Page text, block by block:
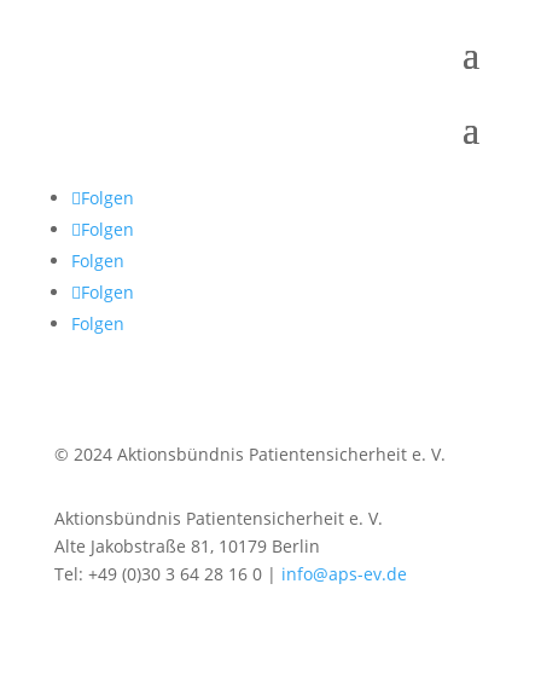
Folgen
Folgen
Folgen
Folgen
Folgen
© 2024 Aktionsbündnis Patientensicherheit e. V.
Aktionsbündnis Patientensicherheit e. V.
Alte Jakobstraße 81, 10179 Berlin
Tel: +49 (0)30 3 64 28 16 0 | info@aps-ev.de